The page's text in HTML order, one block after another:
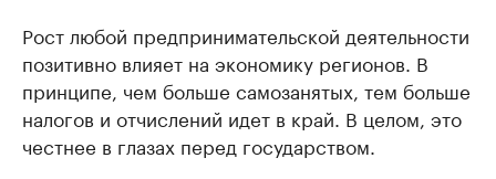
Рост любой предпринимательской деятельности
позитивно влияет на экономику регионов. В
принципе, чем больше самозанятых, тем больше
налогов и отчислений идет в край. В целом, это
честнее в глазах перед государством.